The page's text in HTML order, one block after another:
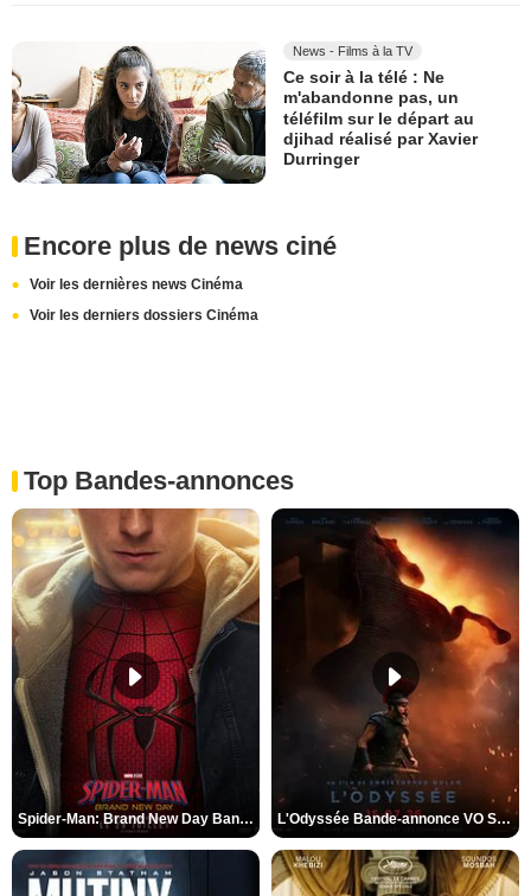
News - Films à la TV
Ce soir à la télé : Ne
m'abandonne pas, un
téléfilm sur le départ au
djihad réalisé par Xavier
Durringer
Encore plus de news ciné
Voir les dernières news Cinéma
Voir les derniers dossiers Cinéma
Top Bandes-annonces
Spider-Man: Brand New Day Bande-annonce VO STFR L'Odyssée Bande-annonce VO STFR